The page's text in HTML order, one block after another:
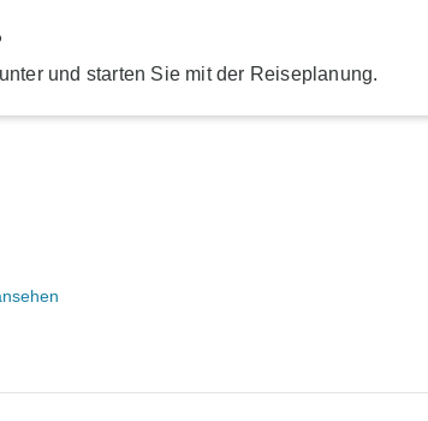
und starten Sie mit der Reiseplanung.